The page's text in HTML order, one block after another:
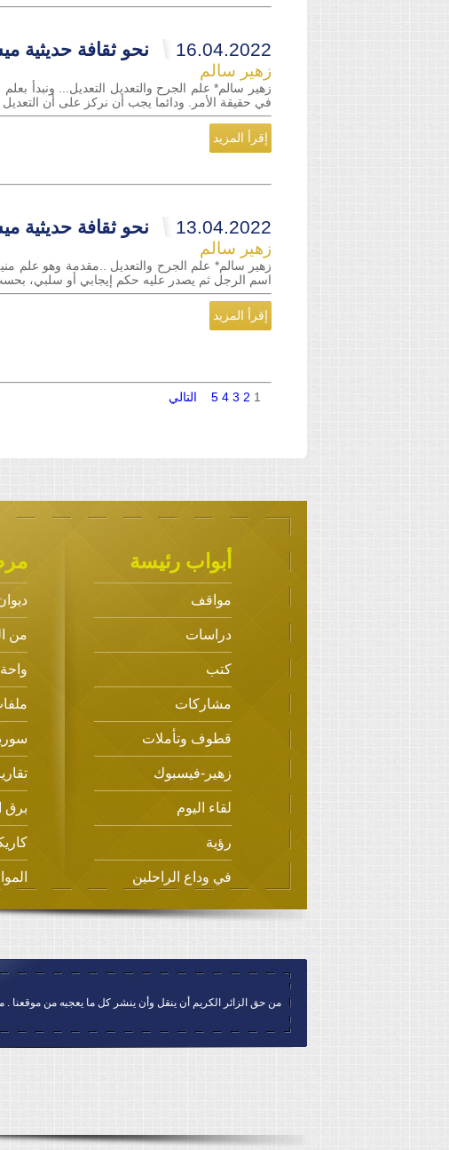
16.04.2022 نحو ثقافة حديثية
زهير سالم
زهير سالم* علم الجرح والتعديل التعديل... ونبدأ
في حقيقة الأمر. ودائما يجب أن نركز على أن
إقرأ المزيد
13.04.2022 نحو ثقافة حديثية
زهير سالم
زهير سالم* علم الجرح والتعديل ..مقدمة وهو علم
اسم الرجل ثم يصدر عليه حكم إيجابي أو سلبي، بحسب
إقرأ المزيد
1
2
3
4
5
التالي
أبواب رئيسة
مواقف
دراسات
كتب
مشاركات
قطوف وتأملات
زهير-فيسبوك
لقاء اليوم
رؤية
في وداع الراحلين
من
واحة
برق
من حق الزائر الكريم أن ينقل وأن ينشر كل ما يعجبه من موقعنا . معزواً إلينا